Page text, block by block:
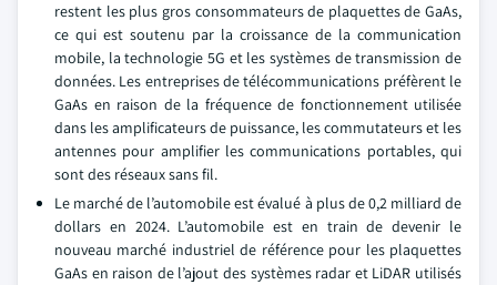
restent les plus gros consommateurs de plaquettes de GaAs,
ce qui est soutenu par la croissance de la communication
mobile, la technologie 5G et les systèmes de transmission de
données. Les entreprises de télécommunications préfèrent le
GaAs en raison de la fréquence de fonctionnement utilisée
dans les amplificateurs de puissance, les commutateurs et les
antennes pour amplifier les communications portables, qui
sont des réseaux sans fil.
Le marché de l’automobile est évalué à plus de 0,2 milliard de
dollars en 2024. L’automobile est en train de devenir le
nouveau marché industriel de référence pour les plaquettes
GaAs en raison de l’ajout des systèmes radar et LiDAR utilisés